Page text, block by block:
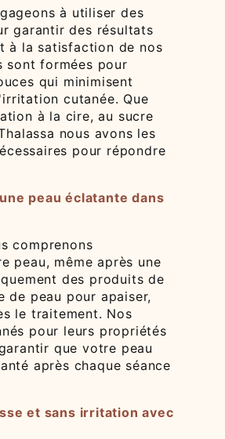
à utiliser des
garantir des résultats
à la satisfaction de nos
sont formées pour
qui minimisent
cutanée. Que
à la cire, au sucre
nous avons les
pour répondre
peau éclatante dans
comprenons
peau, même après une
des produits de
de peau pour apaiser,
le traitement. Nos
pour leurs propriétés
que votre peau
après chaque séance
et sans irritation avec